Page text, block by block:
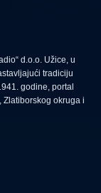
d.o.o. Užice, u
tradiciju
godine, portal
okruga i